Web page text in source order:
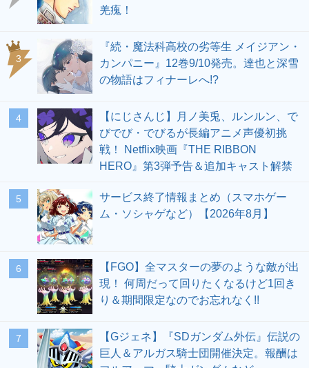
羌瘣！
3
『続・魔法科高校の劣等生 メイジアン・
カンパニー』12巻9/10発売。達也と深雪
の物語はフィナーレへ!?
4
【にじさんじ】月ノ美兎、ルンルン、で
びでび・でびるが長編アニメ声優初挑
戦！ Netflix映画『THE RIBBON
HERO』第3弾予告＆追加キャスト解禁
5
サービス終了情報まとめ（スマホゲー
ム・ソシャゲなど）【2026年8月】
6
【FGO】全マスターの夢のような敵が出
現！ 何周だって回りたくなるけど1回き
り＆期間限定なのでお忘れなく!!
7
【Gジェネ】『SDガンダム外伝』伝説の
巨人＆アルガス騎士団開催決定。報酬は